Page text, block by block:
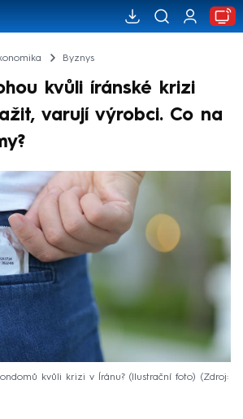
Byznys
kvůli íránské krizi
varují výrobci. Co na
kvůli krizi v Íránu? (Ilustrační foto)
Zdroj: